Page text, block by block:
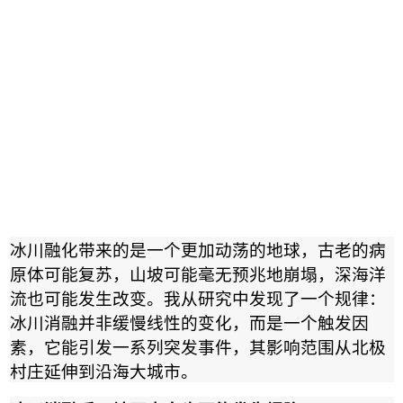
冰川融化带来的是一个更加动荡的地球，古老的病
原体可能复苏，山坡可能毫无预兆地崩塌，深海洋
流也可能发生改变。我从研究中发现了一个规律：
冰川消融并非缓慢线性的变化，而是一个触发因
素，它能引发一系列突发事件，其影响范围从北极
村庄延伸到沿海大城市。